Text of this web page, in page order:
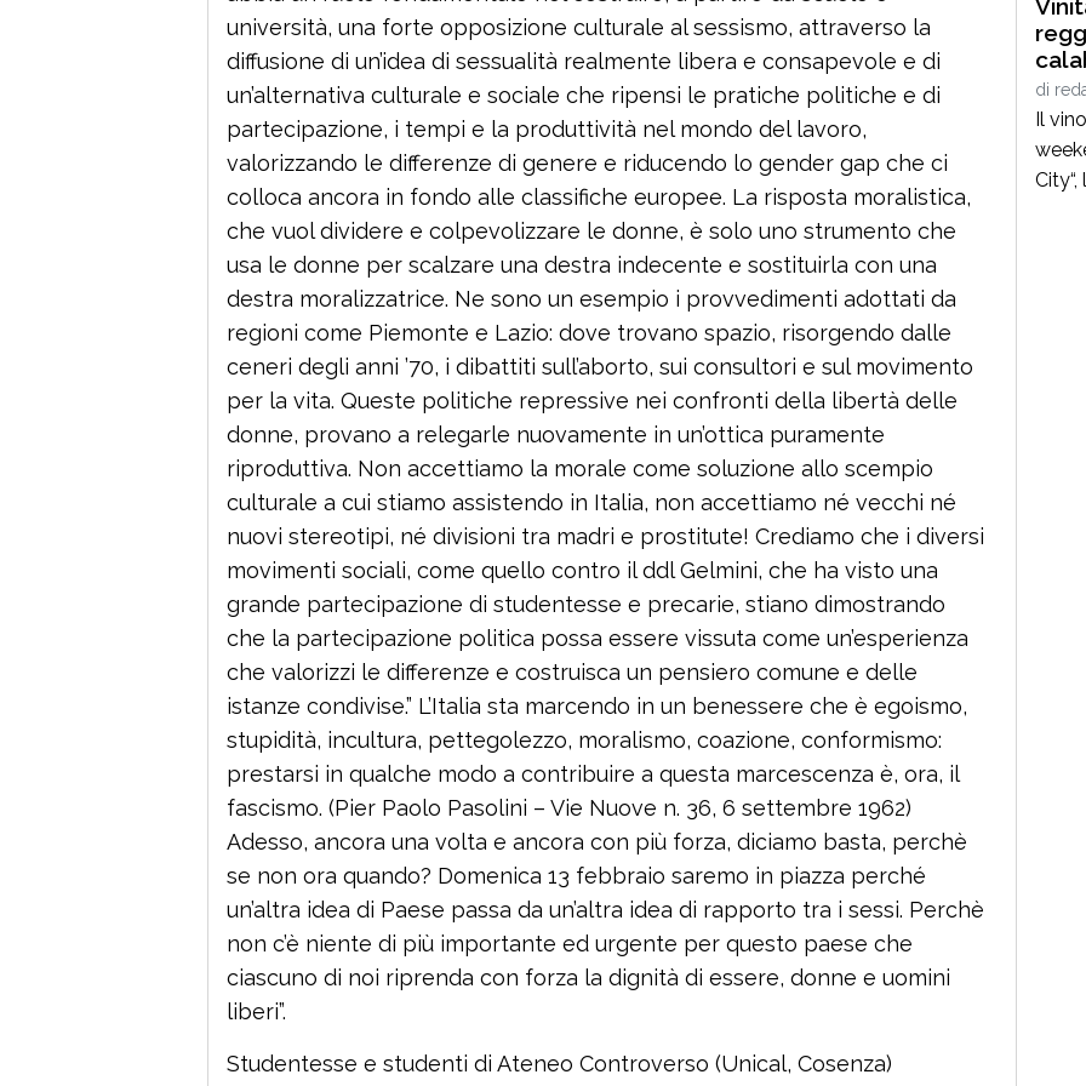
università, una forte opposizione culturale al sessismo, attraverso la
diffusione di un’idea di sessualità realmente libera e consapevole e di
un’alternativa culturale e sociale che ripensi le pratiche politiche e di
partecipazione, i tempi e la produttività nel mondo del lavoro,
valorizzando le differenze di genere e riducendo lo gender gap che ci
colloca ancora in fondo alle classifiche europee. La risposta moralistica,
che vuol dividere e colpevolizzare le donne, è solo uno strumento che
usa le donne per scalzare una destra indecente e sostituirla con una
destra moralizzatrice. Ne sono un esempio i provvedimenti adottati da
regioni come Piemonte e Lazio: dove trovano spazio, risorgendo dalle
ceneri degli anni ’70, i dibattiti sull’aborto, sui consultori e sul movimento
per la vita. Queste politiche repressive nei confronti della libertà delle
donne, provano a relegarle nuovamente in un’ottica puramente
riproduttiva. Non accettiamo la morale come soluzione allo scempio
culturale a cui stiamo assistendo in Italia, non accettiamo né vecchi né
nuovi stereotipi, né divisioni tra madri e prostitute! Crediamo che i diversi
movimenti sociali, come quello contro il ddl Gelmini, che ha visto una
grande partecipazione di studentesse e precarie, stiano dimostrando
che la partecipazione politica possa essere vissuta come un’esperienza
che valorizzi le differenze e costruisca un pensiero comune e delle
istanze condivise.” L’Italia sta marcendo in un benessere che è egoismo,
stupidità, incultura, pettegolezzo, moralismo, coazione, conformismo:
prestarsi in qualche modo a contribuire a questa marcescenza è, ora, il
fascismo. (Pier Paolo Pasolini – Vie Nuove n. 36, 6 settembre 1962)
Adesso, ancora una volta e ancora con più forza, diciamo basta, perchè
se non ora quando? Domenica 13 febbraio saremo in piazza perché
un’altra idea di Paese passa da un’altra idea di rapporto tra i sessi. Perchè
non c’è niente di più importante ed urgente per questo paese che
ciascuno di noi riprenda con forza la dignità di essere, donne e uomini
liberi”.
Studentesse e studenti di Ateneo Controverso (Unical, Cosenza)
di
Il